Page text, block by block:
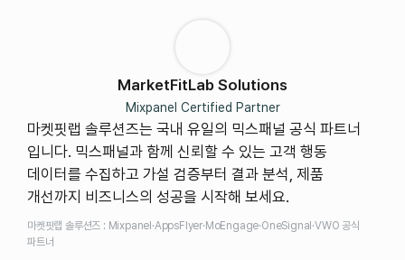
MarketFitLab Solutions
Mixpanel Certified Partner
마켓핏랩 솔루션즈는 국내 유일의 믹스패널 공식 파트너
입니다. 믹스패널과 함께 신뢰할 수 있는 고객 행동
데이터를 수집하고 가설 검증부터 결과 분석, 제품
개선까지 비즈니스의 성공을 시작해 보세요.
마켓핏랩 솔루션즈 : Mixpanel·AppsFlyer·MoEngage·OneSignal·VWO 공식
파트너